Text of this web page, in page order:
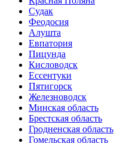
Судак
Феодосия
Алушта
Евпатория
Пицунда
Кисловодск
Ессентуки
Пятигорск
Железноводск
Минская область
Брестская область
Гродненская область
Гомельская область